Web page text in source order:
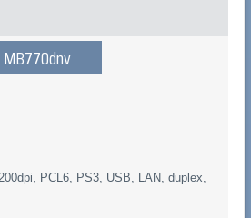
MB770dnv
PCL6, PS3, USB, LAN, duplex,